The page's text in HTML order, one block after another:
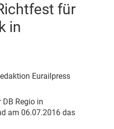
für
in
Eurailpress
Regio in
am 06.07.2016 das